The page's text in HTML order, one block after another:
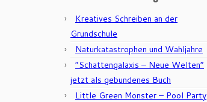
Kreatives Schreiben an der
Grundschule
Naturkatastrophen und Wahljahre
“Schattengalaxis – Neue Welten”
jetzt als gebundenes Buch
Little Green Monster – Pool Party